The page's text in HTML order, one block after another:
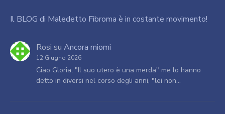
Il BLOG di Maledetto Fibroma è in costante movimento!
Rosi su Ancora miomi
12 Giugno 2026
Ciao Gloria, "Il suo utero è una merda" me lo hanno
detto in diversi nel corso degli anni, "lei non…